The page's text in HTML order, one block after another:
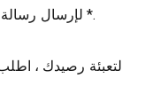
لإرسال رسالة نصية « اتصل بي » ، اطلب # 606 *.